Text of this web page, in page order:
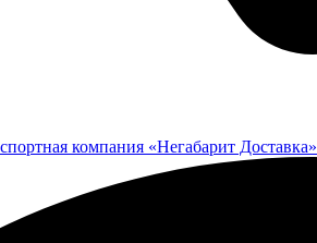
компания «Негабарит Доставка»